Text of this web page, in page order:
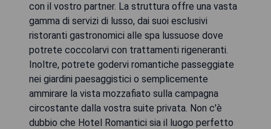
con il vostro partner. La struttura offre una vasta
gamma di servizi di lusso, dai suoi esclusivi
ristoranti gastronomici alle spa lussuose dove
potrete coccolarvi con trattamenti rigeneranti.
Inoltre, potrete godervi romantiche passeggiate
nei giardini paesaggistici o semplicemente
ammirare la vista mozzafiato sulla campagna
circostante dalla vostra suite privata. Non c'è
dubbio che Hotel Romantici sia il luogo perfetto